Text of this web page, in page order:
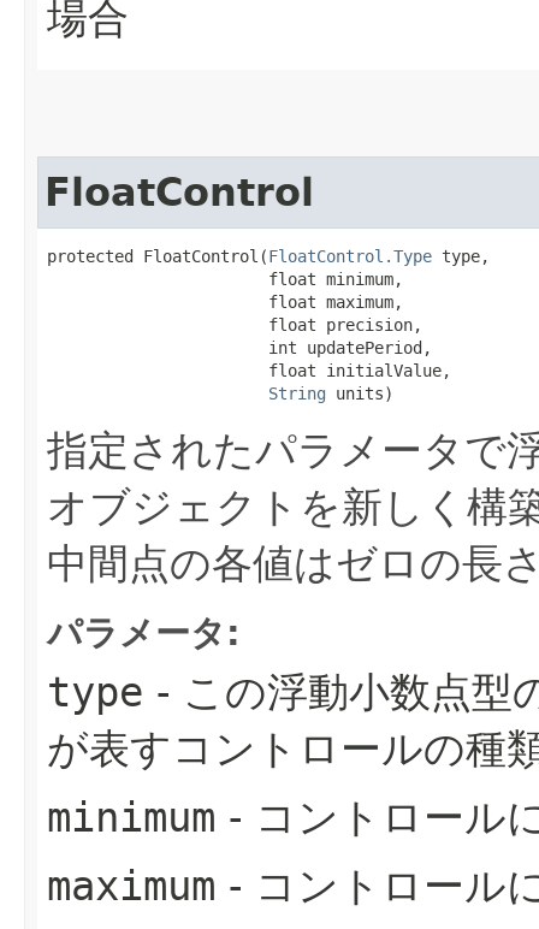
場合
FloatControl
protected FloatControl​(FloatControl.Type type,
                       float minimum,
                       float maximum,
                       float precision,
                       int updatePeriod,
                       float initialValue,
String units)
指定されたパラメータで
オブジェクトを新しく構
中間点の各値はゼロの長
パラメータ:
type - この浮動小数点型
が表すコントロールの種
minimum - コントロール
maximum - コントロール